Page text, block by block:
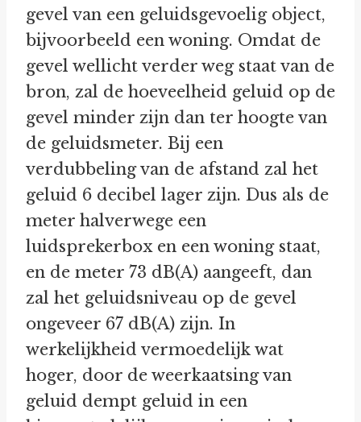
gevel van een geluidsgevoelig object,
bijvoorbeeld een woning. Omdat de
gevel wellicht verder weg staat van de
bron, zal de hoeveelheid geluid op de
gevel minder zijn dan ter hoogte van
de geluidsmeter. Bij een
verdubbeling van de afstand zal het
geluid 6 decibel lager zijn. Dus als de
meter halverwege een
luidsprekerbox en een woning staat,
en de meter 73 dB(A) aangeeft, dan
zal het geluidsniveau op de gevel
ongeveer 67 dB(A) zijn. In
werkelijkheid vermoedelijk wat
hoger, door de weerkaatsing van
geluid dempt geluid in een